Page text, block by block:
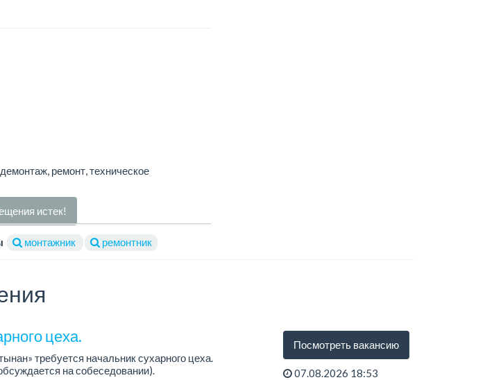
ремонт, техническое
истек!
монтажник ремонтник
цеха.
требуется начальник сухарного цеха.
на собеседовании).
Посмотреть вакансию
07.08.2026 18:53